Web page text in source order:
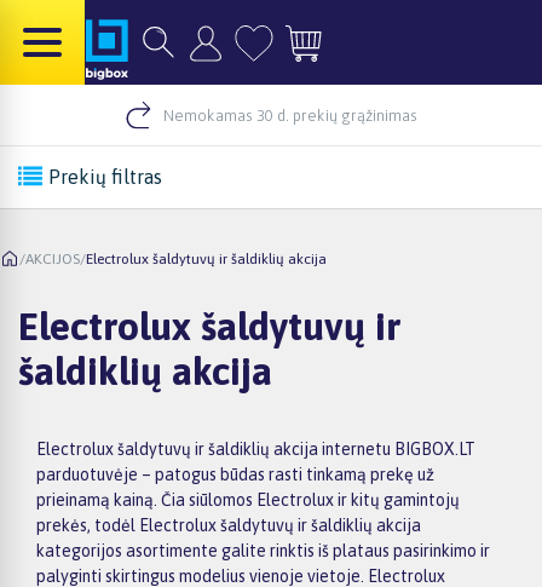
Nemokamas 30 d. prekių grąžinimas
Prekių filtras
/AKCIJOS/Electrolux šaldytuvų ir šaldiklių akcija
Electrolux šaldytuvų ir
šaldiklių akcija
Electrolux šaldytuvų ir šaldiklių akcija internetu BIGBOX.LT
parduotuvėje – patogus būdas rasti tinkamą prekę už
prieinamą kainą. Čia siūlomos Electrolux ir kitų gamintojų
prekės, todėl Electrolux šaldytuvų ir šaldiklių akcija
kategorijos asortimente galite rinktis iš plataus pasirinkimo ir
palyginti skirtingus modelius vienoje vietoje. Electrolux